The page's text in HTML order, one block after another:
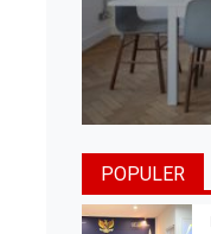
POPULER